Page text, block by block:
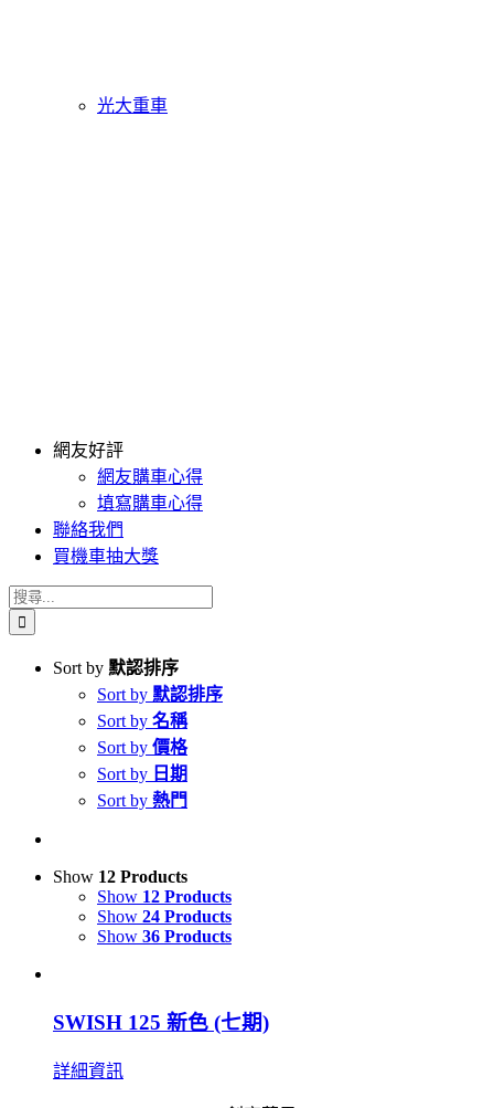
光大重車
網友好評
網友購車心得
填寫購車心得
聯絡我們
買機車抽大獎
搜
索
Sort by 默認排序
Sort by 默認排序
Sort by 名稱
Sort by 價格
Sort by 日期
Sort by 熱門
Show 12 Products
Show 12 Products
Show 24 Products
Show 36 Products
SWISH 125 新色 (七期)
詳細資訊